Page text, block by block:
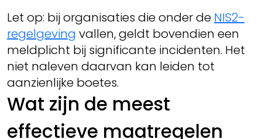
Let op: bij organisaties die onder de NIS2-
regelgeving vallen, geldt bovendien een
meldplicht bij significante incidenten. Het
niet naleven daarvan kan leiden tot
aanzienlijke boetes.
Wat zijn de meest
effectieve maatregelen